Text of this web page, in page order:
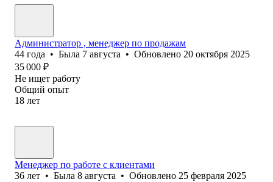
Администратор , менеджер по продажам
44 года • Была 7 августа • Обновлено 20 октября 2025
35 000 ₽
Не ищет работу
Общий опыт
18 лет
Менеджер по работе с клиентами
36 лет • Была 8 августа • Обновлено 25 февраля 2025